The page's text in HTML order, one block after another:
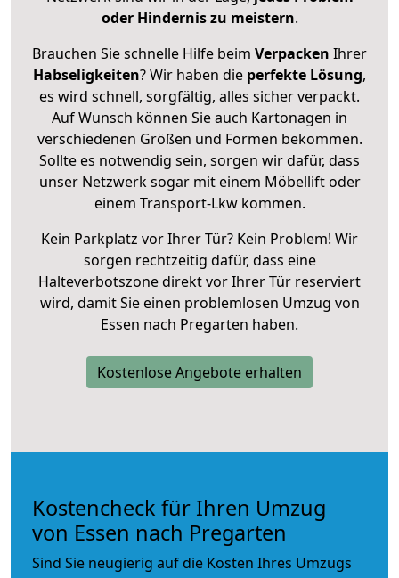
oder Hindernis zu meistern.
Brauchen Sie schnelle Hilfe beim Verpacken Ihrer
Habseligkeiten? Wir haben die perfekte Lösung,
es wird schnell, sorgfältig, alles sicher verpackt.
Auf Wunsch können Sie auch Kartonagen in
verschiedenen Größen und Formen bekommen.
Sollte es notwendig sein, sorgen wir dafür, dass
unser Netzwerk sogar mit einem Möbellift oder
einem Transport-Lkw kommen.
Kein Parkplatz vor Ihrer Tür? Kein Problem! Wir
sorgen rechtzeitig dafür, dass eine
Halteverbotszone direkt vor Ihrer Tür reserviert
wird, damit Sie einen problemlosen Umzug von
Essen nach Pregarten haben.
Kostenlose Angebote erhalten
Kostencheck für Ihren Umzug
von Essen nach Pregarten
Sind Sie neugierig auf die Kosten Ihres Umzugs